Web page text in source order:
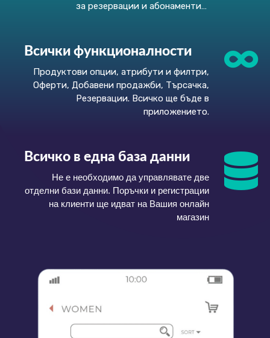
за резервации и абонаменти…
Всички функционалности
Продуктови опции, атрибути и филтри,
Оферти, Добавени продажби, Търсачка,
Резервации. Всичко ще бъде в
приложението.
Всичко в една база данни
Не е необходимо да управлявате две
отделни бази данни. Поръчки и регистрации
на клиенти ще идват на Вашия онлайн
магазин